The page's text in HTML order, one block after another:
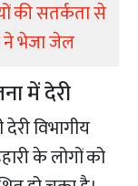
की सतर्कता से
ने भेजा जेल
में देरी
विभागीय
के लोगों को